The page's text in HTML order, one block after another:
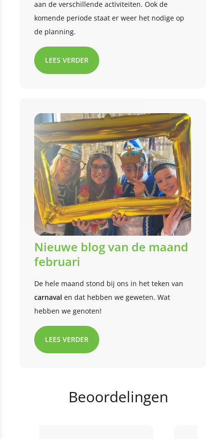
aan de verschillende activiteiten. Ook de
komende periode staat er weer het nodige op
de planning.
LEES VERDER
Nieuwe blog van de maand
februari
De hele maand stond bij ons in het teken van
carnaval en dat hebben we geweten. Wat
hebben we genoten!
LEES VERDER
Beoordelingen